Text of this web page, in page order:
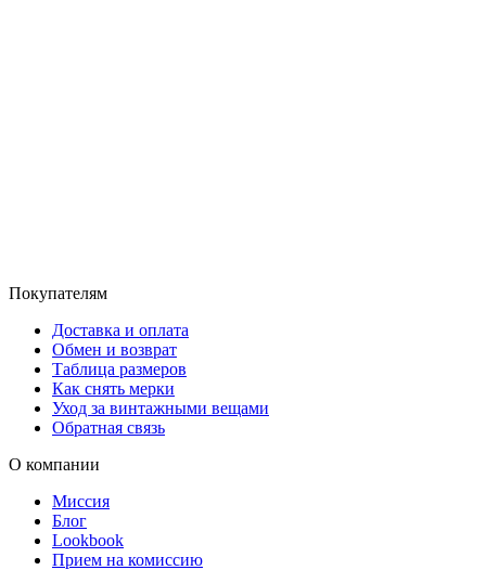
Покупателям
Доставка и оплата
Обмен и возврат
Таблица размеров
Как снять мерки
Уход за винтажными вещами
Обратная связь
О компании
Миссия
Блог
Lookbook
Прием на комиссию